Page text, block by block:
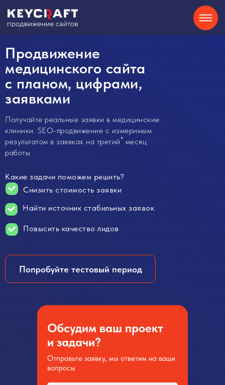
Хочу
Telegram
Отправьте заявку, мы ответим на ваши
вопросы
Обсудим ваш проект
и задачи?
Попробуйте тестовый период
Какие задачи поможем решить?
Повысить качество лидов
Найти источник стабильных заявок
Снизить стоимость заявки
Получайте реальные заявки в медицинские
клиники. SEO-продвижение с измеримым
результатом в заявках на третий* месяц
работы
Продвижение
медицинского сайта
с планом, цифрами,
заявками